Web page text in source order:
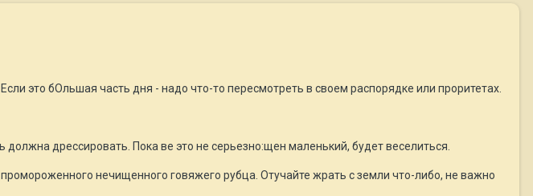
это бОльшая часть дня - надо что-то пересмотреть в своем распорядке или проритетах.
дрессировать. Пока ве это не серьезно:щен маленький, будет веселиться.
нечищенного говяжего рубца. Отучайте жрать с земли что-либо, не важно